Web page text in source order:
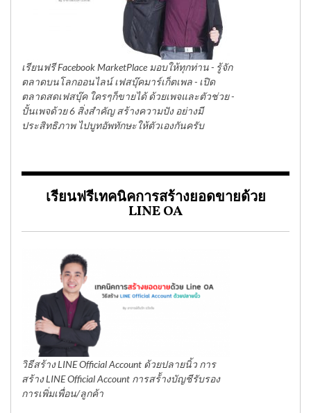
เรียนฟรี Facebook MarketPlace มอบให้ทุกท่าน - รู้จัก
ตลาดบนโลกออนไลน์ เฟสบุ๊คมาร์เก็ตเพล - เปิด
ตลาดสดเฟสบุ๊ค ใครๆก็ขายได้ ด้วยเพจและตัวช่วย -
ปั้นเพจด้วย 6 สิ่งสำคัญ สร้างความปัง อย่างมี
ประสิทธิภาพ ไปบูทอัพทักษะให้ตัวเองกันครับ
เรียนฟรีเทคนิคการสร้างยอดขายด้วย
LINE OA
วิธีสร้าง LINE Official Account ด้วยปลายนิ้ว การ
สร้าง LINE Official Account การสร้้างบัญชีรับรอง
การเพิ่มเพื่อน/ลูกค้า